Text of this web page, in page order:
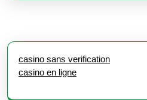
casino sans verification
casino en ligne